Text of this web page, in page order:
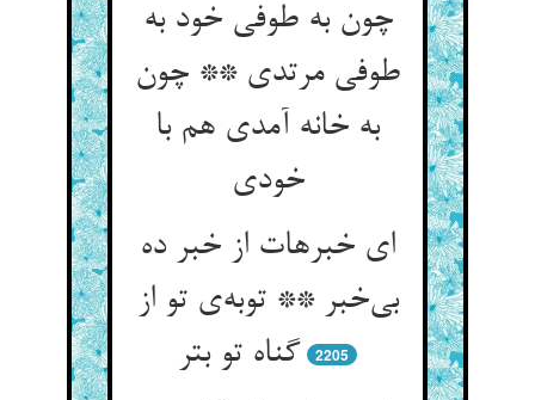
چون به طوفی خود به
طوفی مرتدی ** چون
به خانه آمدی هم با
خودی‌‌
ای خبرهات از خبر ده
بی‌‌خبر ** توبه‌‌ی تو از
گناه تو بتر
2205